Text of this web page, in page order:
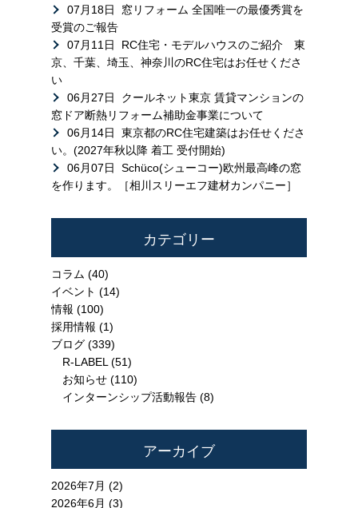
07月18日
窓リフォーム 全国唯一の最優秀賞を
受賞のご報告
07月11日
RC住宅・モデルハウスのご紹介 東
京、千葉、埼玉、神奈川のRC住宅はお任せくださ
い
06月27日
クールネット東京 賃貸マンションの
窓ドア断熱リフォーム補助金事業について
06月14日
東京都のRC住宅建築はお任せくださ
い。(2027年秋以降 着工 受付開始)
06月07日
Schüco(シューコー)欧州最高峰の窓
を作ります。［相川スリーエフ建材カンパニー］
カテゴリー
コラム (40)
イベント (14)
情報 (100)
採用情報 (1)
ブログ (339)
R-LABEL (51)
お知らせ (110)
インターンシップ活動報告 (8)
アーカイブ
2026年7月 (2)
2026年6月 (3)